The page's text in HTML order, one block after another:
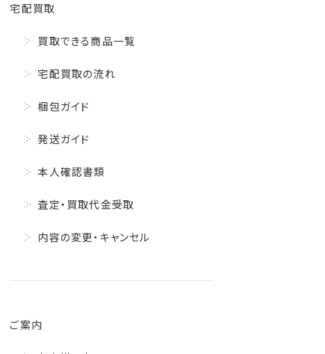
宅配買取
買取できる商品一覧
宅配買取の流れ
梱包ガイド
発送ガイド
本人確認書類
査定・買取代金受取
内容の変更・キャンセル
ご案内